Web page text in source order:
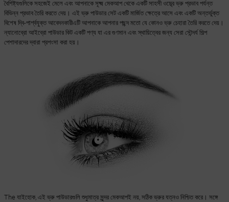
বৈশিষ্ট্যগুলিকে সহজেই মেলে এবং আপনাকে সূক্ষ্ম মেকআপ থেকে একটি সাহসী ওম্ব্রে ভ্রু প্রভাব পর্যন্ত
বিভিন্ন প্রভাব তৈরি করতে দেয়। এই ভ্রু পাউডার সেট একটি মার্জিত ক্ষেত্রে আসে এবং একটি অন্তর্ভুক্ত
বিশেষ দ্বি-পার্শ্বযুক্ত আবেদনকারীএটি আপনাকে আপনার পছন্দ মতো যে কোনও ভ্রু চেহারা তৈরি করতে দেয়।
ন্যানোব্রো আইব্রো পাউডার কিট একটি পণ্য যা এর গুণমান এবং স্থায়িত্বের জন্য সেরা সৌন্দর্য শিল্প
পেশাদারদের দ্বারা প্রশংসা করা হয়।
The যাইহোক, এই ভ্রু পাউডারগুলি শুধুমাত্র সুন্দর মেকআপই নয়, সঠিক ভ্রুর যত্নও নিশ্চিত করে। সঙ্গে